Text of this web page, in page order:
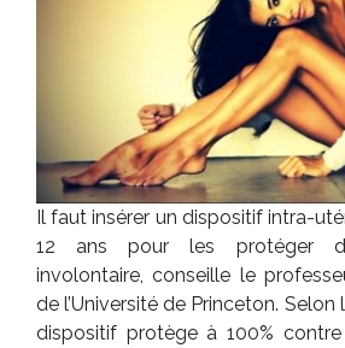
Il faut insérer un dispositif intra-
12 ans pour les protéger
involontaire, conseille le
de l’Université de Princeton.
dispositif protège à 100%